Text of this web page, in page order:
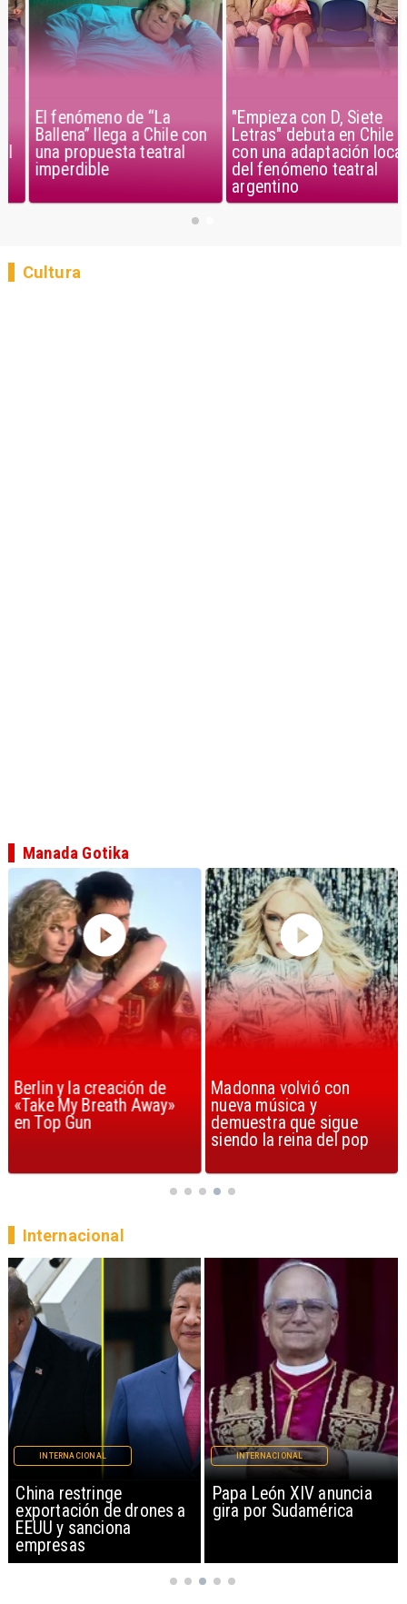
El fenómeno de “La
Ballena” llega a Chile con
una propuesta teatral
imperdible
"Empieza con D, Siete
Letras" debuta en Chile
con una adaptación local
del fenómeno teatral
argentino
Cultura
Berlin y la creación de
«Take My Breath Away»
en Top Gun
Madonna volvió con
nueva música y
demuestra que sigue
siendo la reina del pop
Manada Gotika
Papa León XIV anuncia
gira por Sudamérica
INTERNACIONAL
Milei prohíbe ingreso de
extranjeros con
INTERNACIONAL
Internacional